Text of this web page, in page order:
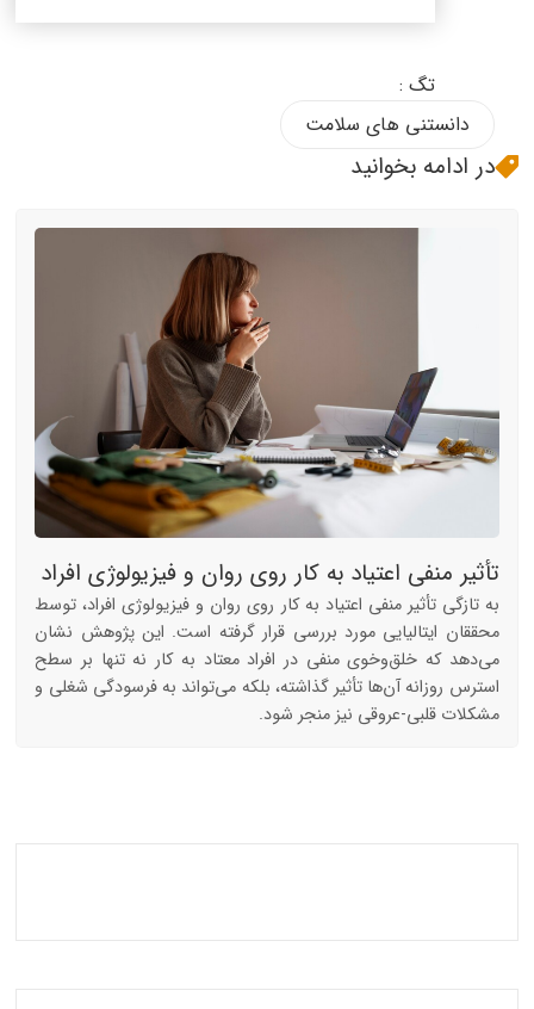
تگ :
دانستنی های سلامت
در ادامه بخوانید
تأثیر منفی اعتیاد به کار روی روان و فیزیولوژی افراد
به تازگی تأثیر منفی اعتیاد به کار روی روان و فیزیولوژی افراد، توسط
محققان ایتالیایی مورد بررسی قرار گرفته است. این پژوهش نشان
می‌دهد که خلق‌وخوی منفی در افراد معتاد به کار نه تنها بر سطح
استرس روزانه آن‌ها تأثیر گذاشته، بلکه می‌تواند به فرسودگی شغلی و
مشکلات قلبی-عروقی نیز منجر شود.